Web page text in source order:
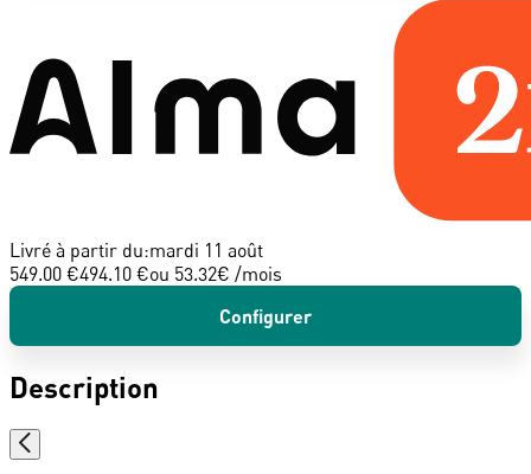
Livré à partir du:mardi 11 août
549.00 €494.10 €ou 53.32€ /mois
Configurer
Description